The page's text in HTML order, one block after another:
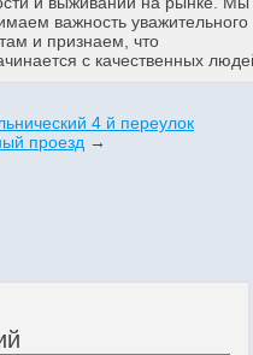
важность уважительного
и признаем, что
с качественных
4 й переулок
проезд →